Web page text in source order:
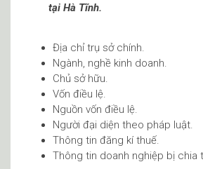
tại Hà Tĩnh.
Địa chỉ trụ sở chính.
Ngành, nghề kinh doanh.
Chủ sở hữu.
Vốn điều lệ.
Nguồn vốn điều lệ.
Người đại diện theo pháp luật.
Thông tin đăng kí thuế.
Thông tin doanh nghiệp bị chia